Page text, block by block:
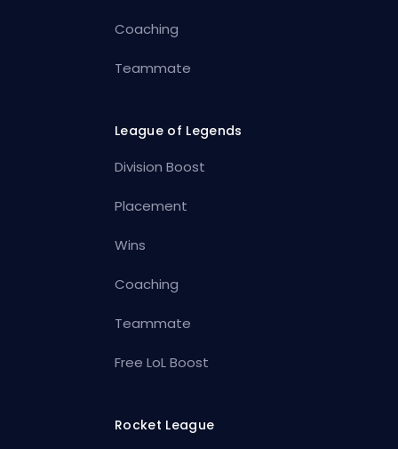
Coaching
Teammate
League of Legends
Division Boost
Placement
Wins
Coaching
Teammate
Free LoL Boost
Rocket League